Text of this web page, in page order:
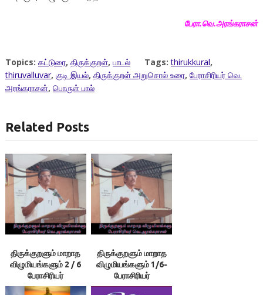
பேரா.வெ.அரங்கராசன்
Topics: கட்டுரை, திருக்குறள், பாடல் Tags:thirukkural,
thiruvalluvar, குடி இயல், திருக்குறள் அறுசொல் உரை, பேராசிரியர் வெ.
அரங்கராசன், பொருள் பால்
Related Posts
திருக்குறளும் மாறாத
விழுமியங்களும் 2 / 6
பேராசிரியர்
வெ.அரங்கராசன்
திருக்குறளும் மாறாத
விழுமியங்களும் 1/6-
பேராசிரியர்
வெ.அரங்கராசன்